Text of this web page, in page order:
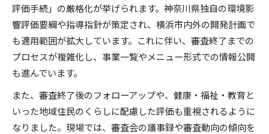
評価手続」の厳格化が挙げられます。神奈川県独自の環境影
響評価要綱や指導指針が策定され、横浜市内外の開発計画で
も適用範囲が拡大しています。これに伴い、審査終了までの
プロセスが複雑化し、事業一覧やメニュー形式での情報公開
も進んでいます。
また、審査終了後のフォローアップや、健康・福祉・教育と
いった地域住民のくらしに配慮した評価も重視されるように
なりました。現場では、審査会の議事録や審査動向の傾向を